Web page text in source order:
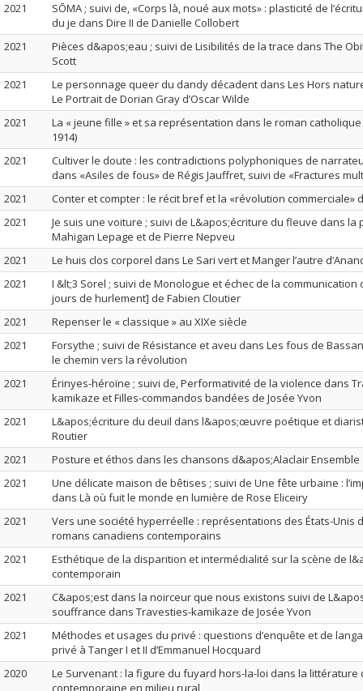
2021
SŌMA ; suivi de, «Corps là, noué aux mots» : plasticité de
du je dans Dire II de Danielle Collobert
2021
Pièces d&apos;eau ; suivi de Lisibilités de la trace dans The
Scott
2021
Le personnage queer du dandy décadent dans Les Hors
Le Portrait de Dorian Gray d’Oscar Wilde
2021
La « jeune fille » et sa représentation dans le roman catholique
1914)
2021
Cultiver le doute : les contradictions polyphoniques de
dans «Asiles de fous» de Régis Jauffret, suivi de «Fractures
2021
Conter et compter : le récit bref et la «révolution commerciale»
2021
Je suis une voiture ; suivi de L&apos;écriture du fleuve dans la
Mahigan Lepage et de Pierre Nepveu
2021
Le huis clos corporel dans Le Sari vert et Manger l’autre
2021
I &lt;3 Sorel ; suivi de Monologue et échec de la communication
jours de hurlement] de Fabien Cloutier
2021
Repenser le « classique » au XIXe siècle
2021
Forsythe ; suivi de Résistance et aveu dans Les fous de
le chemin vers la révolution
2021
Érinyes-héroïne ; suivi de, Performativité de la violence dans
kamikaze et Filles-commandos bandées de Josée Yvon
2021
L&apos;écriture du deuil dans l&apos;œuvre poétique et
Routier
2021
Posture et éthos dans les chansons d&apos;Alaclair Ensemble
2021
Une délicate maison de bêtises ; suivi de Une fête urbaine :
dans Là où fuit le monde en lumière de Rose Eliceiry
2021
Vers une société hyperréelle : représentations des États-Unis
romans canadiens contemporains
2021
Esthétique de la disparition et intermédialité sur la scène de
contemporain
2021
C&apos;est dans la noirceur que nous existons suivi de
souffrance dans Travesties-kamikaze de Josée Yvon
2021
Méthodes et usages du privé : questions d’enquête et de
privé à Tanger I et II d’Emmanuel Hocquard
2020
Le Survenant : la figure du fuyard hors-la-loi dans la littérature
contemporaine en milieu rural